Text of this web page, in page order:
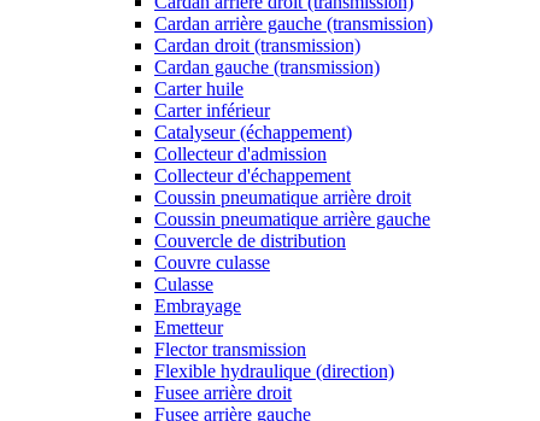
Cardan arrière gauche (transmission)
Cardan droit (transmission)
Cardan gauche (transmission)
Carter huile
Carter inférieur
Catalyseur (échappement)
Collecteur d'admission
Collecteur d'échappement
Coussin pneumatique arrière droit
Coussin pneumatique arrière gauche
Couvercle de distribution
Couvre culasse
Culasse
Embrayage
Emetteur
Flector transmission
Flexible hydraulique (direction)
Fusee arrière droit
Fusee arrière gauche